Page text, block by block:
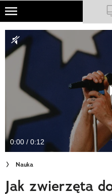
Skip
main
content
NATIONAL GEOGRAPHIC
TRAVELER
PODCASTY
Newsletter
Cuda Polski
Wielki Konkurs Fotograficzny
Trendbook Podróżniczy
0:00 / 0:12
Nauka
Jak zwierzęta